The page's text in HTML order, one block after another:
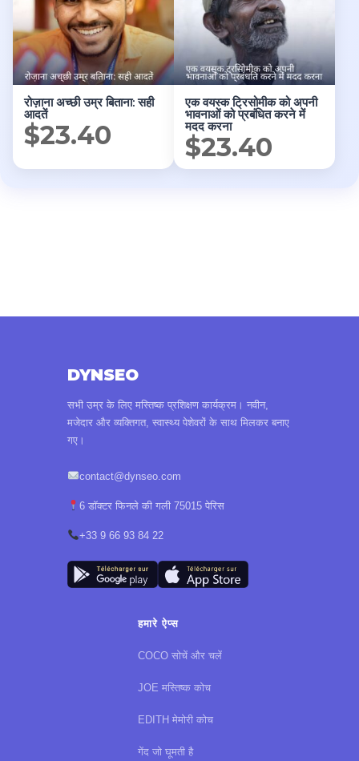
रोज़ाना अच्छी उम्र बिताना: सही
आदतें
$23.40
एक वयस्क ट्रिसोमीक को अपनी
भावनाओं को प्रबंधित करने में
मदद करना
$23.40
DYNSEO
सभी उम्र के लिए मस्तिष्क प्रशिक्षण कार्यक्रम। नवीन,
मजेदार और व्यक्तिगत, स्वास्थ्य पेशेवरों के साथ मिलकर बनाए
गए।
contact@dynseo.com
6 डॉक्टर फिनले की गली 75015 पेरिस
+33 9 66 93 84 22
हमारे ऐप्स
COCO सोचें और चलें
JOE मस्तिष्क कोच
EDITH मेमोरी कोच
गेंद जो घूमती है